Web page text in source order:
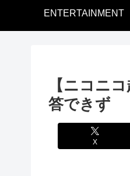
ENTERTAINMENT
【ニコニ
答できず
X